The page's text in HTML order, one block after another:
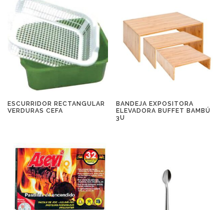
ESCURRIDOR RECTANGULAR
VERDURAS CEFA
BANDEJA EXPOSITORA
ELEVADORA BUFFET BAMBÚ
3U